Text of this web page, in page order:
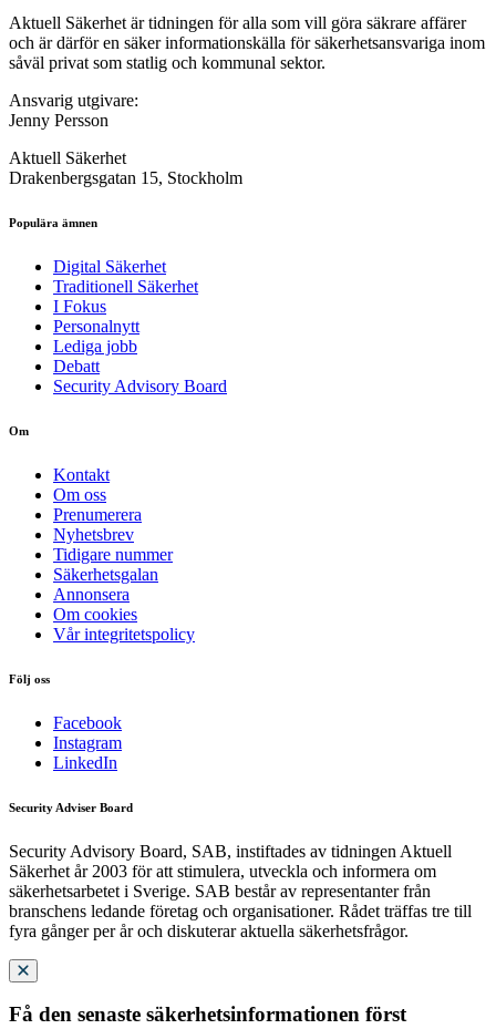
Aktuell Säkerhet är tidningen för alla som vill göra säkrare affärer
och är därför en säker informationskälla för säkerhets­ansvariga inom
såväl privat som statlig och kommunal sektor.
Ansvarig utgivare:
Jenny Persson
Aktuell Säkerhet
Drakenbergsgatan 15, Stockholm
Populära ämnen
Digital Säkerhet
Traditionell Säkerhet
I Fokus
Personalnytt
Lediga jobb
Debatt
Security Advisory Board
Om
Kontakt
Om oss
Prenumerera
Nyhetsbrev
Tidigare nummer
Säkerhetsgalan
Annonsera
Om cookies
Vår integritetspolicy
Följ oss
Facebook
Instagram
LinkedIn
Security Adviser Board
Security Advisory Board, SAB, instiftades av tidningen Aktuell
Säkerhet år 2003 för att stimulera, utveckla och informera om
säkerhetsarbetet i Sverige. SAB består av representanter från
branschens ledande företag och organisationer. Rådet träffas tre till
fyra gånger per år och diskuterar aktuella säkerhetsfrågor.
Få den senaste säkerhetsinformationen först